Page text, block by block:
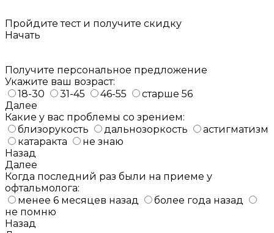
Пройдите тест и получите скидку
Начать
Получите персональное предложение
Укажите ваш возраст:
18-30
31-45 46-55
старше 56
Далее
Какие у вас проблемы со зрением:
близорукость
дальнозоркость
астигматизм
катаракта
не знаю
Назад
Далее
Когда последний раз были на приеме у
офтальмолога:
менее 6 месяцев назад
более года назад
не помню
Назад